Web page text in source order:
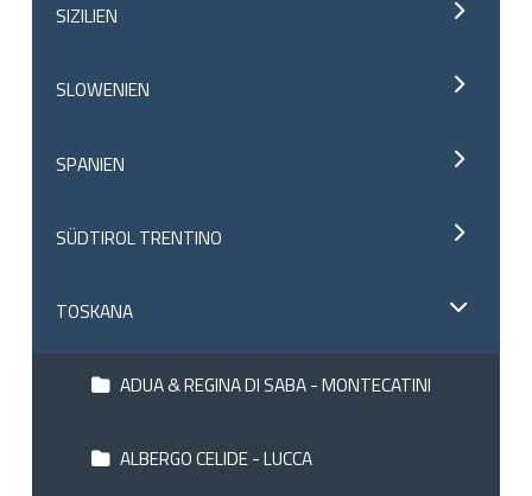
SIZILIEN
SLOWENIEN
SPANIEN
SÜDTIROL TRENTINO
TOSKANA
ADUA & REGINA DI SABA - MONTECATINI
ALBERGO CELIDE - LUCCA